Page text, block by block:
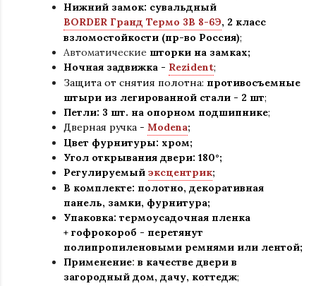
Нижний замок: сувальдный
BORDER Гранд Термо 3В 8-6Э, 2 класс
взломостойкости (пр-во Россия);
Автоматические шторки на замках;
Ночная задвижка - Rezident;
Защита от снятия полотна: противосъемные
штыри из легированной стали - 2 шт;
Петли: 3 шт. на опорном подшипнике;
Дверная ручка - Modena;
Цвет фурнитуры: хром;
Угол открывания двери: 180°;
Регулируемый эксцентрик;
В комплекте: полотно, декоративная
панель, замки, фурнитура;
Упаковка: термоусадочная пленка
+ гофрокороб - перетянут
полипропиленовыми ремнями или лентой;
Применение: в качестве двери в
загородный дом, дачу, коттедж;